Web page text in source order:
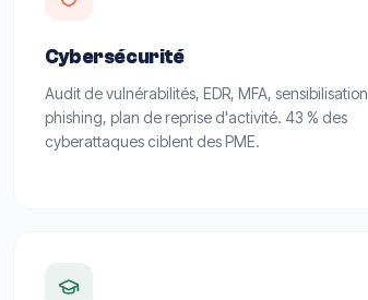
Cybersécurité
Audit de vulnérabilités, EDR, MFA, sensibilisation
phishing, plan de reprise d'activité. 43 % des
cyberattaques ciblent des PME.